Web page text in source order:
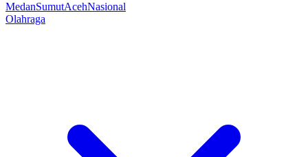
MedanSumutAcehNasional
Olahraga